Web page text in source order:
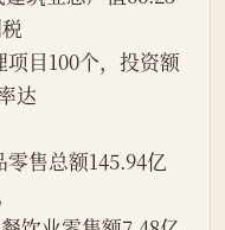
目100个，投资额
达